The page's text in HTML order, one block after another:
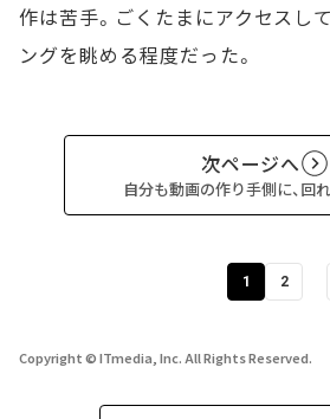
作は苦手。ごくたまにアクセスし
ングを眺める程度だった。
次ページへ
自分も動画の作り手側に、回
1 2
Copyright © ITmedia, Inc. All Rights Reserved.